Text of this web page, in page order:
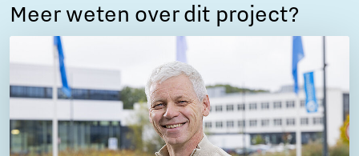
Meer weten over dit project?